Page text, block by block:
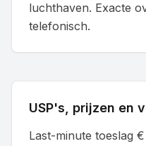
luchthaven. Exacte
telefonisch.
USP's, prijzen en
Last-minute toeslag